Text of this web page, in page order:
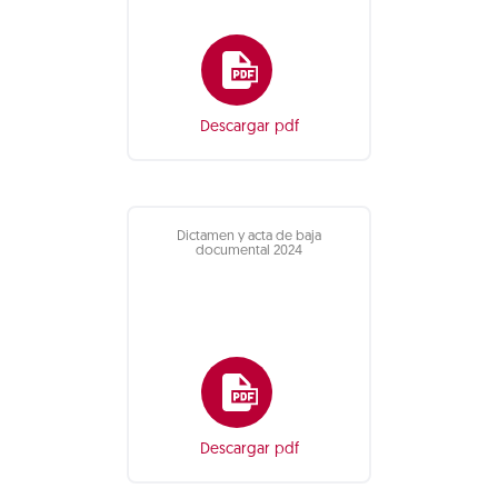
Descargar pdf
Dictamen y acta de baja
documental 2024
Descargar pdf